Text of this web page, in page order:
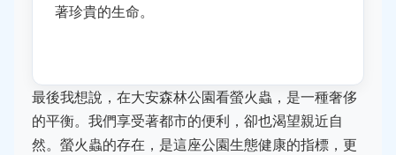
著珍貴的生命。
最後我想說，在大安森林公園看螢火蟲，是一種奢侈
的平衡。我們享受著都市的便利，卻也渴望親近自
然。螢火蟲的存在，是這座公園生態健康的指標，更